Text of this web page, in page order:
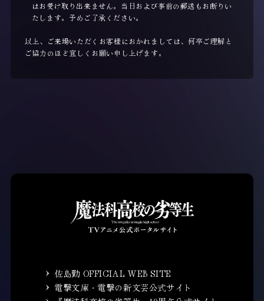
はお受け取り出来ません。当日および事前の郵送もお断りい
たします。予めご了承ください。
以上、ご来場いただくお客様におかれましては、何卒ご理解と
ご協力のほど宜しくお願い申し上げます。
佐島勤 OFFICIAL WEB SITE
電撃文庫・電撃の新文芸公式サイト